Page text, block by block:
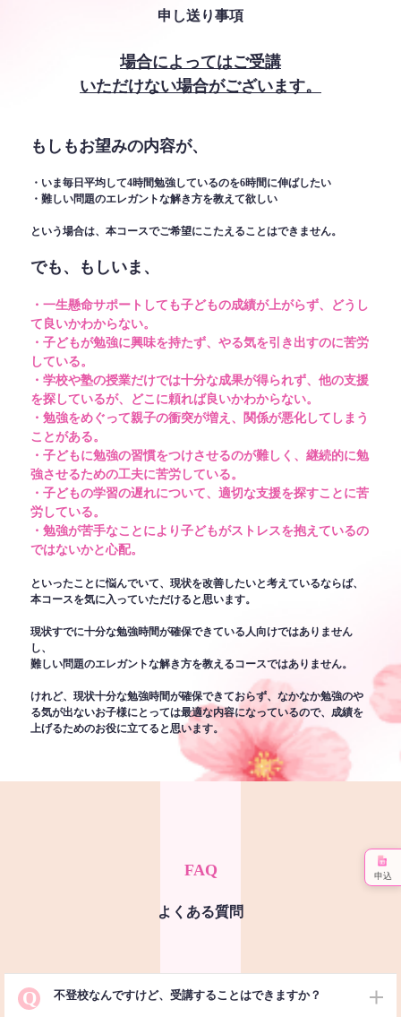
申し送り事項
場合によってはご受講
いただけない場合がございます。
もしもお望みの内容が、
・いま毎日平均して4時間勉強しているのを6時間に伸ばしたい
・難しい問題のエレガントな解き方を教えて欲しい
という場合は、本コースでご希望にこたえることはできません。
でも、もしいま、
・一生懸命サポートしても子どもの成績が上がらず、どうし
て良いかわからない。
・子どもが勉強に興味を持たず、やる気を引き出すのに苦労
している。
・学校や塾の授業だけでは十分な成果が得られず、他の支援
を探しているが、どこに頼れば良いかわからない。
・勉強をめぐって親子の衝突が増え、関係が悪化してしまう
ことがある。
・子どもに勉強の習慣をつけさせるのが難しく、継続的に勉
強させるための工夫に苦労している。
・子どもの学習の遅れについて、適切な支援を探すことに苦
労している。
・勉強が苦手なことにより子どもがストレスを抱えているの
ではないかと心配。
といったことに悩んでいて、現状を改善したいと考えているならば、
本コースを気に入っていただけると思います。
現状すでに十分な勉強時間が確保できている人向けではありません
し、
難しい問題のエレガントな解き方を教えるコースではありません。
けれど、現状十分な勉強時間が確保できておらず、なかなか勉強のや
る気が出ないお子様にとっては最適な内容になっているので、成績を
上げるためのお役に立てると思います。
FAQ
よくある質問
Q 不登校なんですけど、受講することはできますか？
申込